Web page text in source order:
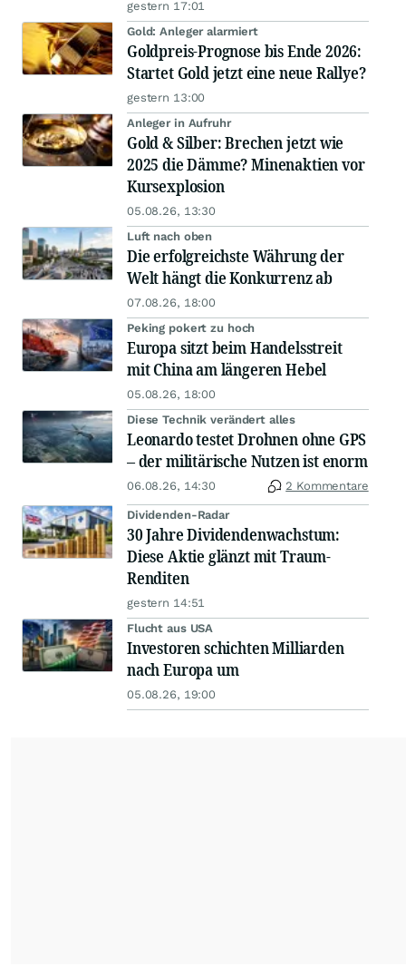
gestern 17:01
Gold: Anleger alarmiert
Goldpreis-Prognose bis Ende 2026:
Startet Gold jetzt eine neue Rallye?
gestern 13:00
Anleger in Aufruhr
Gold & Silber: Brechen jetzt wie
2025 die Dämme? Minenaktien vor
Kursexplosion
05.08.26, 13:30
Luft nach oben
Die erfolgreichste Währung der
Welt hängt die Konkurrenz ab
07.08.26, 18:00
Peking pokert zu hoch
Europa sitzt beim Handelsstreit
mit China am längeren Hebel
05.08.26, 18:00
Diese Technik verändert alles
Leonardo testet Drohnen ohne GPS
– der militärische Nutzen ist enorm
06.08.26, 14:30 2 Kommentare
Dividenden-Radar
30 Jahre Dividendenwachstum:
Diese Aktie glänzt mit Traum-
Renditen
gestern 14:51
Flucht aus USA
Investoren schichten Milliarden
nach Europa um
05.08.26, 19:00